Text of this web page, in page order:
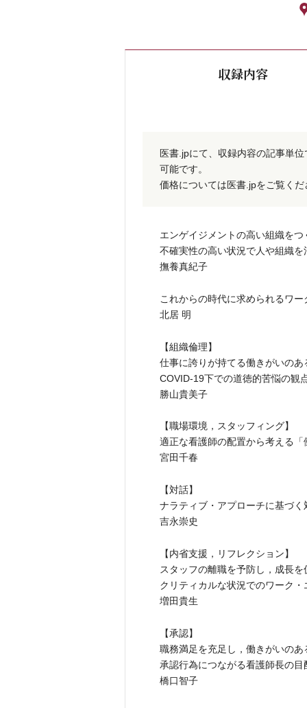
収録内容
医書.jpにて、収録内容の記事単
可能です。
価格については医書.jpをご覧くだ
エンゲイジメントの高い組織をつ
不確実性の高い状況で人や組織
撫養真紀子
これからの時代に求められるワ
北居 明
【組織倫理】
仕事に誇りが持てる働きがいのあ
COVID-19下での道徳的苦悩の観
勝山貴美子
【職場環境，スタッフィング】
適正な看護師の配置から考える
宮田千春
【対話】
ナラティブ・アプローチに基づく
吉永崇史
【内省支援，リフレクション】
スタッフの離職を予防し，成長
クリティカルな状況でのワーク
増田貴生
【承認】
職務満足を充足し，働きがいの
承認行為につながる看護師長の
橋口智子